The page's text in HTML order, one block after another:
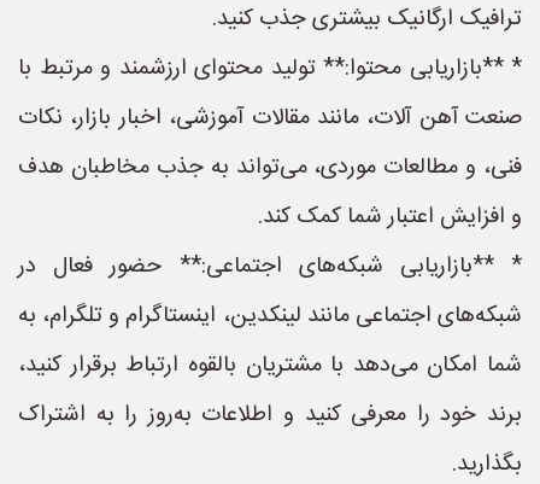
ترافیک ارگانیک بیشتری جذب کنید.
* **بازاریابی محتوا:** تولید محتوای ارزشمند و مرتبط با
صنعت آهن آلات، مانند مقالات آموزشی، اخبار بازار، نکات
فنی، و مطالعات موردی، می‌تواند به جذب مخاطبان هدف
و افزایش اعتبار شما کمک کند.
* **بازاریابی شبکه‌های اجتماعی:** حضور فعال در
شبکه‌های اجتماعی مانند لینکدین، اینستاگرام و تلگرام، به
شما امکان می‌دهد با مشتریان بالقوه ارتباط برقرار کنید،
برند خود را معرفی کنید و اطلاعات به‌روز را به اشتراک
بگذارید.